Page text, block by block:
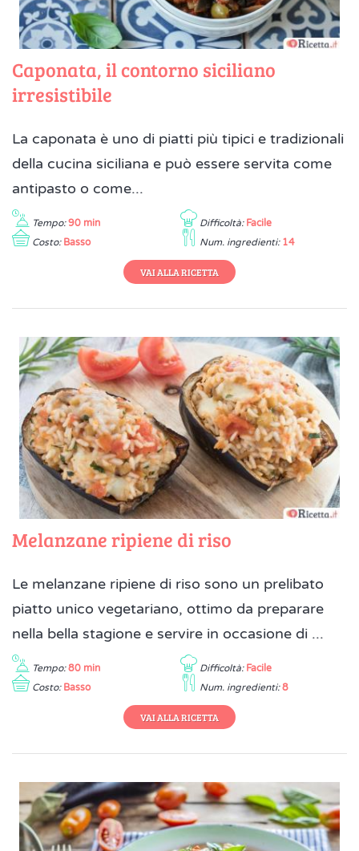
Caponata, il contorno siciliano
irresistibile
La caponata è uno di piatti più tipici e tradizionali
della cucina siciliana e può essere servita come
antipasto o come...
Tempo: 90 min Difficoltà: Facile
Costo: Basso Num. ingredienti: 14
VAI ALLA RICETTA
Melanzane ripiene di riso
Le melanzane ripiene di riso sono un prelibato
piatto unico vegetariano, ottimo da preparare
nella bella stagione e servire in occasione di ...
Tempo: 80 min Difficoltà: Facile
Costo: Basso Num. ingredienti: 8
VAI ALLA RICETTA